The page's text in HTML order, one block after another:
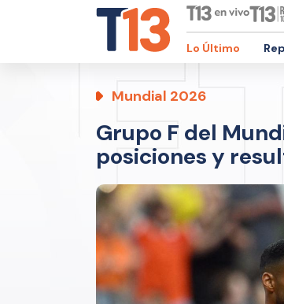
Lo Último
Mundial 2026
Grupo F del
posiciones y